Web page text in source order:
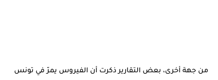
من جهة أخرى، بعض التقارير ذكرت أن الفيروس يمرّ في تونس